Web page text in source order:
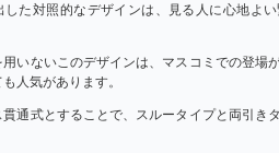
した対照的なデザインは、見る人に心地よ
いないこのデザインは、マスコミでの登場
人気があります。
貫通式とすることで、スルータイプと両引き